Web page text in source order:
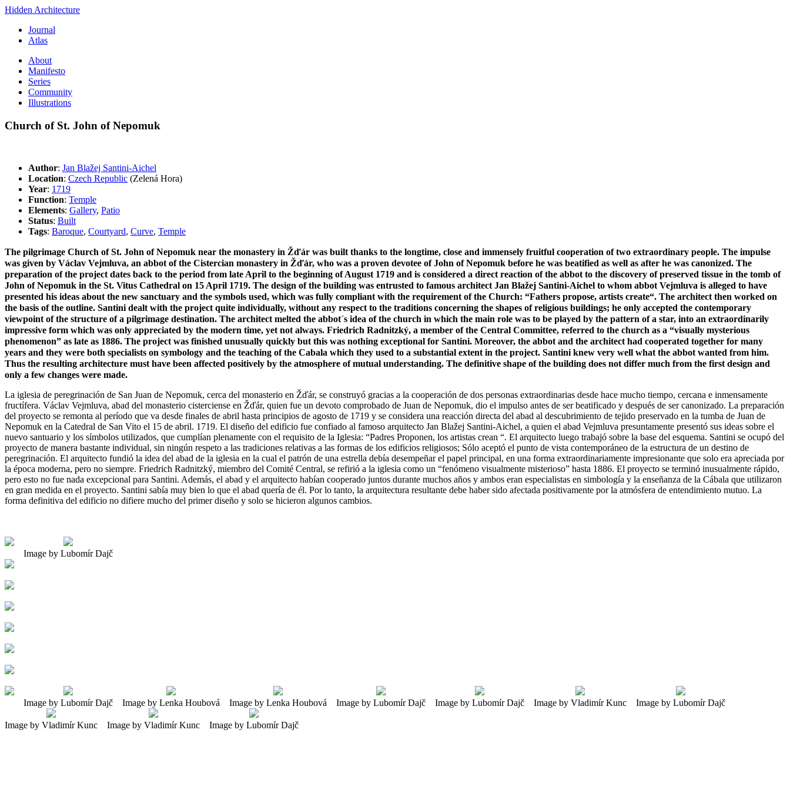
Hidden Architecture
Journal
Atlas
About
Manifesto
Series
Community
Illustrations
Church of St. John of Nepomuk
Author: Jan Blažej Santini-Aichel
Location: Czech Republic (Zelená Hora)
Year: 1719
Function: Temple
Elements: Gallery, Patio
Status: Built
Tags: Baroque, Courtyard, Curve, Temple
The pilgrimage Church of St. John of Nepomuk near the monastery in Žďár was built thanks to the longtime, close and immensely fruitful cooperation of two extraordinary people. The impulse
was given by Václav Vejmluva, an abbot of the Cistercian monastery in Žďár, who was a proven devotee of John of Nepomuk before he was beatified as well as after he was canonized. The
preparation of the project dates back to the period from late April to the beginning of August 1719 and is considered a direct reaction of the abbot to the discovery of preserved tissue in the tomb of
John of Nepomuk in the St. Vitus Cathedral on 15 April 1719. The design of the building was entrusted to famous architect Jan Blažej Santini-Aichel to whom abbot Vejmluva is alleged to have
presented his ideas about the new sanctuary and the symbols used, which was fully compliant with the requirement of the Church: “Fathers propose, artists create“. The architect then worked on
the basis of the outline. Santini dealt with the project quite individually, without any respect to the traditions concerning the shapes of religious buildings; he only accepted the contemporary
viewpoint of the structure of a pilgrimage destination. The architect melted the abbot´s idea of the church in which the main role was to be played by the pattern of a star, into an extraordinarily
impressive form which was only appreciated by the modern time, yet not always. Friedrich Radnitzký, a member of the Central Committee, referred to the church as a “visually mysterious
phenomenon” as late as 1886. The project was finished unusually quickly but this was nothing exceptional for Santini. Moreover, the abbot and the architect had cooperated together for many
years and they were both specialists on symbology and the teaching of the Cabala which they used to a substantial extent in the project. Santini knew very well what the abbot wanted from him.
Thus the resulting architecture must have been affected positively by the atmosphere of mutual understanding. The definitive shape of the building does not differ much from the first design and
only a few changes were made.
La iglesia de peregrinación de San Juan de Nepomuk, cerca del monasterio en Žďár, se construyó gracias a la cooperación de dos personas extraordinarias desde hace mucho tiempo, cercana e inmensamente
fructífera. Václav Vejmluva, abad del monasterio cisterciense en Žďár, quien fue un devoto comprobado de Juan de Nepomuk, dio el impulso antes de ser beatificado y después de ser canonizado. La preparación
del proyecto se remonta al período que va desde finales de abril hasta principios de agosto de 1719 y se considera una reacción directa del abad al descubrimiento de tejido preservado en la tumba de Juan de
Nepomuk en la Catedral de San Vito el 15 de abril. 1719. El diseño del edificio fue confiado al famoso arquitecto Jan Blažej Santini-Aichel, a quien el abad Vejmluva presuntamente presentó sus ideas sobre el
nuevo santuario y los símbolos utilizados, que cumplían plenamente con el requisito de la Iglesia: “Padres Proponen, los artistas crean “. El arquitecto luego trabajó sobre la base del esquema. Santini se ocupó del
proyecto de manera bastante individual, sin ningún respeto a las tradiciones relativas a las formas de los edificios religiosos; Sólo aceptó el punto de vista contemporáneo de la estructura de un destino de
peregrinación. El arquitecto fundió la idea del abad de la iglesia en la cual el patrón de una estrella debía desempeñar el papel principal, en una forma extraordinariamente impresionante que solo era apreciada por
la época moderna, pero no siempre. Friedrich Radnitzký, miembro del Comité Central, se refirió a la iglesia como un “fenómeno visualmente misterioso” hasta 1886. El proyecto se terminó inusualmente rápido,
pero esto no fue nada excepcional para Santini. Además, el abad y el arquitecto habían cooperado juntos durante muchos años y ambos eran especialistas en simbología y la enseñanza de la Cábala que utilizaron
en gran medida en el proyecto. Santini sabía muy bien lo que el abad quería de él. Por lo tanto, la arquitectura resultante debe haber sido afectada positivamente por la atmósfera de entendimiento mutuo. La
forma definitiva del edificio no difiere mucho del primer diseño y solo se hicieron algunos cambios.
Image by Lubomír Dajč
Image by Lubomír Dajč Image by Lenka Houbová Image by Lenka Houbová Image by Lubomír Dajč Image by Lubomír Dajč Image by Vladimír Kunc Image by Lubomír Dajč
Image by Vladimír Kunc Image by Vladimír Kunc Image by Lubomír Dajč